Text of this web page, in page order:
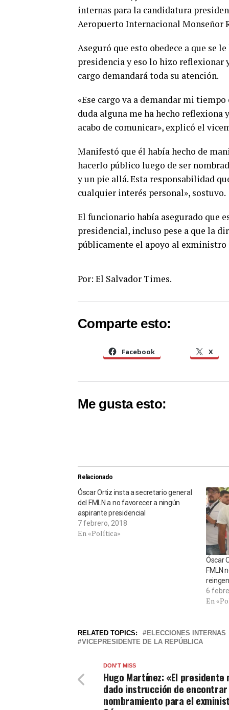
internas para la candidatura
Aeropuerto Internacional Monseñor
Aseguró que esto obedece a que se
presidencia y eso lo hizo reflexionar
cargo demandará toda su atención.
«Ese cargo va a demandar mi
duda alguna me ha hecho reflexiona
acabo de comunicar», explicó el
Manifestó que él había hecho de
hacerlo público luego de ser
y un pie allá. Esta responsabilidad
cualquier interés personal», sostuvo.
El funcionario había asegurado que
presidencial, incluso pese a que la
públicamente el apoyo al exministro
Por: El Salvador Times.
Comparte esto:
Facebook X
Me gusta esto:
Relacionado
Óscar Ortiz insta a secretario general
del FMLN a no favorecer a ningún
aspirante presidencial
7 febrero, 2018
En «Política»
Óscar
FMLN
6
En
RELATED TOPICS: ELECCIONES INTERNAS
VICEPRESIDENTE DE LA REPÚBLICA
DON'T MISS
Hugo Martínez: «El presidente
dado instrucción de
nombramiento para el